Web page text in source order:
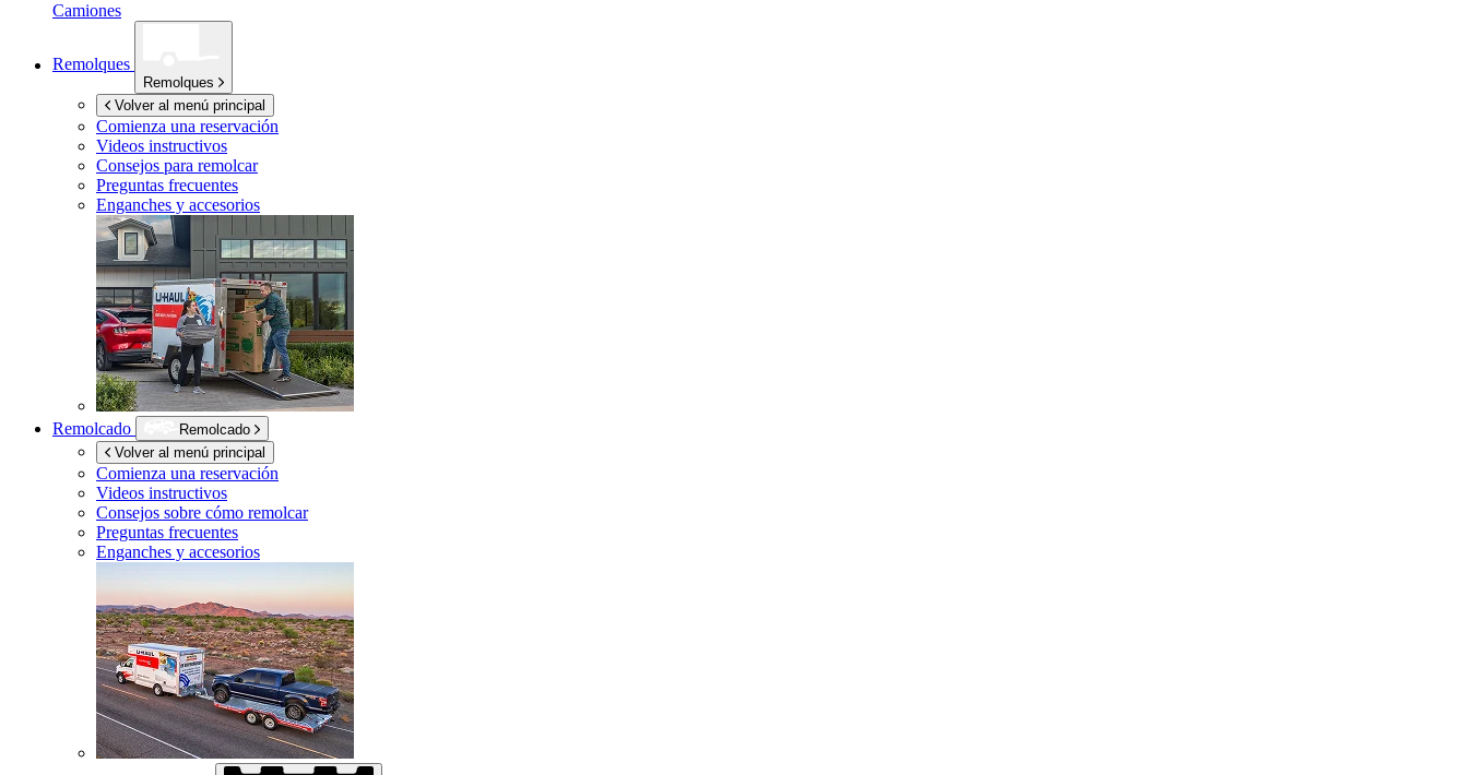
Camiones
Remolques
Remolques
Volver al menú principal
Comienza una reservación
Videos instructivos
Consejos para remolcar
Preguntas frecuentes
Enganches y accesorios
Remolcado
Remolcado
Volver al menú principal
Comienza una reservación
Videos instructivos
Consejos sobre cómo remolcar
Preguntas frecuentes
Enganches y accesorios